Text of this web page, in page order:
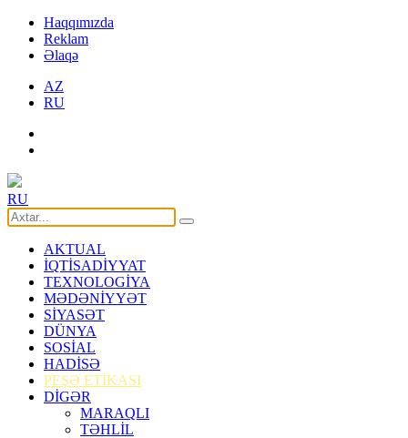
Haqqımızda
Reklam
Əlaqə
AZ
RU
RU
AKTUAL
İQTİSADİYYAT
TEXNOLOGİYA
MƏDƏNİYYƏT
SİYASƏT
DÜNYA
SOSİAL
HADİSƏ
PEŞƏ ETİKASI
DİGƏR
MARAQLI
TƏHLİL